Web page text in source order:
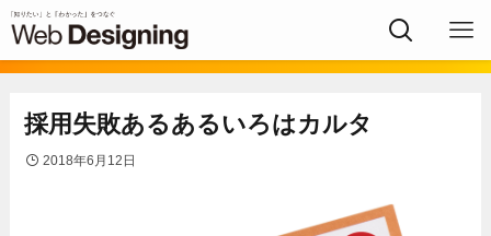
採用失敗あるあるいろはカルタ
2018年6月12日